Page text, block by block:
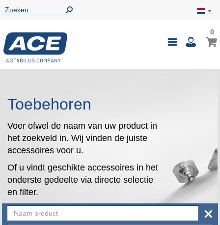
Toggle
00
Toebehoren
Voer ofwel de naam van uw product in
het zoekveld in. Wij vinden de juiste
accessoires voor u.
Of u vindt geschikte accessoires in het
onderste gedeelte via directe selectie
en filter.
×